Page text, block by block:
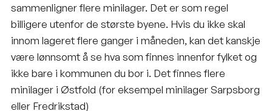
sammenligner flere minilager. Det er som regel
billigere utenfor de største byene. Hvis du ikke skal
innom lageret flere ganger i måneden, kan det kanskje
være lønnsomt å se hva som finnes innenfor fylket og
ikke bare i kommunen du bor i. Det finnes flere
minilager i Østfold (for eksempel minilager Sarpsborg
eller Fredrikstad)